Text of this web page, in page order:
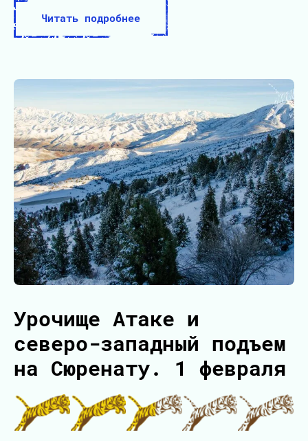
Читать подробнее
Урочище Атаке и
северо-западный подъем
на Сюренату. 1 февраля